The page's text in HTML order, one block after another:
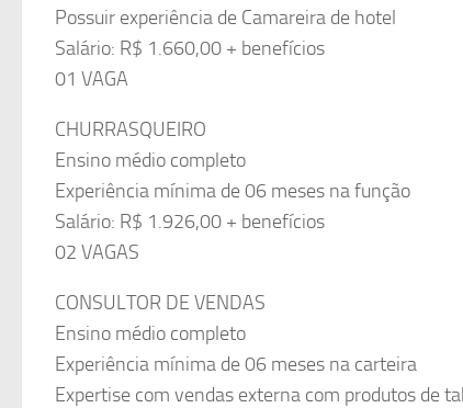
Possuir experiência de Camareira de hotel
Salário: R$ 1.660,00 + benefícios
01 VAGA
CHURRASQUEIRO
Ensino médio completo
Experiência mínima de 06 meses na função
Salário: R$ 1.926,00 + benefícios
02 VAGAS
CONSULTOR DE VENDAS
Ensino médio completo
Experiência mínima de 06 meses na carteira
Expertise com vendas externa com produtos de